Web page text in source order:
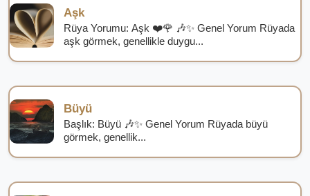
Aşk
Rüya Yorumu: Aşk ❤️🌹 🎶✨ Genel Yorum Rüyada
aşk görmek, genellikle duygu...
Büyü
Başlık: Büyü 🎶✨ Genel Yorum Rüyada büyü
görmek, genellik...